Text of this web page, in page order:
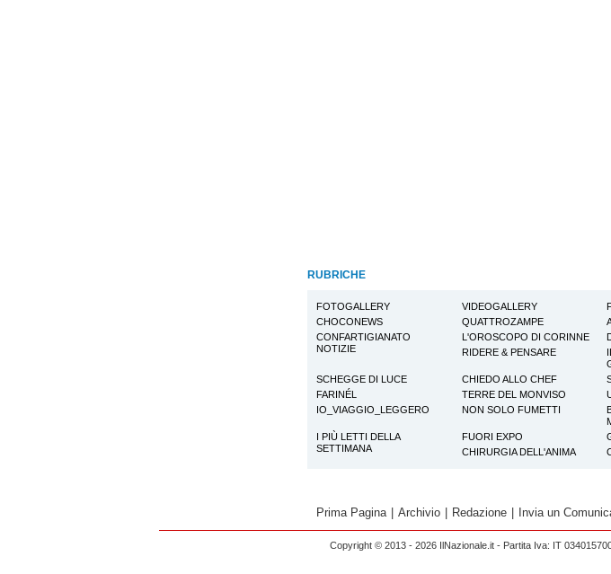
RUBRICHE
FOTOGALLERY VIDEOGALLERY
CHOCONEWS
QUATTROZAMPE
CONFARTIGIANATO
NOTIZIE
L'OROSCOPO DI CORINNE
RIDERE & PENSARE
SCHEGGE DI LUCE
CHIEDO ALLO CHEF
FARINÉL
TERRE DEL MONVISO
IO_VIAGGIO_LEGGERO
NON SOLO FUMETTI
I PIÙ LETTI DELLA
SETTIMANA
FUORI EXPO
CHIRURGIA DELL'ANIMA
Prima Pagina | Archivio | Redazione | Invia un
Copyright © 2013 - 2026 IlNazionale.it - Partita Iva: IT